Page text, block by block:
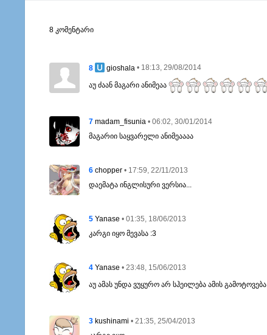
8 კომენტარი
8 gioshala • 18:13, 29/08/2014
აუ ძაან მაგარი ანიმეაა
7 madam_fisunia • 06:02, 30/01/2014
მაგარიი საყვარელი ანიმეაააა
6 chopper • 17:59, 22/11/2013
დაემატა ინგლისური ვერსია...
5 Yanase • 01:35, 18/06/2013
კარგი იყო მევასა :3
4 Yanase • 23:48, 15/06/2013
აუ ამას უნდა ვუყურო არ სჰეილება ამის გამოტოვება
3 kushinami • 21:35, 25/04/2013